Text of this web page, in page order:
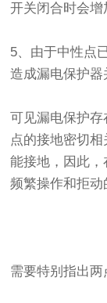
开关闭合时会增
5、由于中性点
造成漏电保护器
可见漏电保护
点的接地密切
能接地，因此
频繁操作和拒动
需要特别指出两